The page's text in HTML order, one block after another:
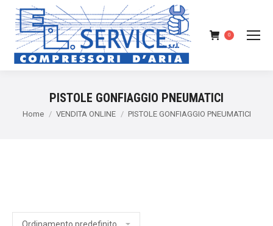
0
PISTOLE GONFIAGGIO PNEUMATICI
You are here:
Home VENDITA ONLINE PISTOLE GONFIAGGIO PNEUMATICI